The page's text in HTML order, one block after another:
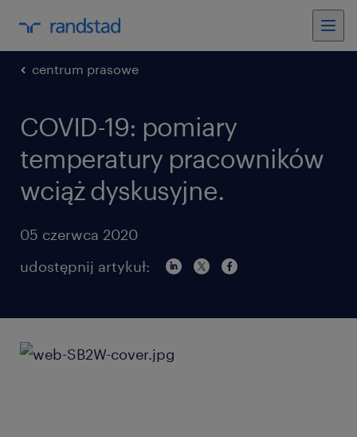
centrum prasowe
COVID-19: pomiary
temperatury pracowników
wciąż dyskusyjne.
05 czerwca 2020
udostępnij artykuł: